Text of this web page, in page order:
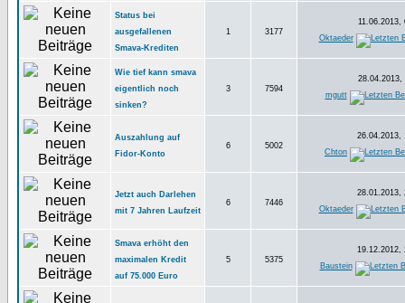
Status bei
ausgefallenen
Smava-Krediten
1 3177
11.06.2013,
Oktaeder
Wie tief kann smava
eigentlich noch
sinken?
3 7594
28.04.2013,
mgutt
Auszahlung auf
Fidor-Konto
6 5002
26.04.2013,
Chton
Jetzt auch Darlehen
mit 7 Jahren Laufzeit
6 7446
28.01.2013,
Oktaeder
Smava erhöht den
maximalen Kredit
auf 75.000 Euro
5 5375
19.12.2012,
Baustein